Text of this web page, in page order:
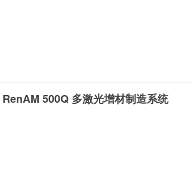
500Q 多激光增材制造系统